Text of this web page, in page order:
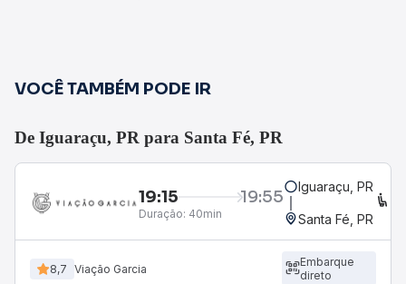
VOCÊ TAMBÉM PODE IR
De Iguaraçu, PR para Santa Fé, PR
19:15 19:55
Duração: 40min
Iguaraçu, PR
Santa Fé, PR
8,7 Viação Garcia
Embarque
direto